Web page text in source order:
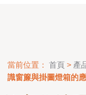
當前位置： 首頁 > 產
識窗簾與掛圖燈箱的